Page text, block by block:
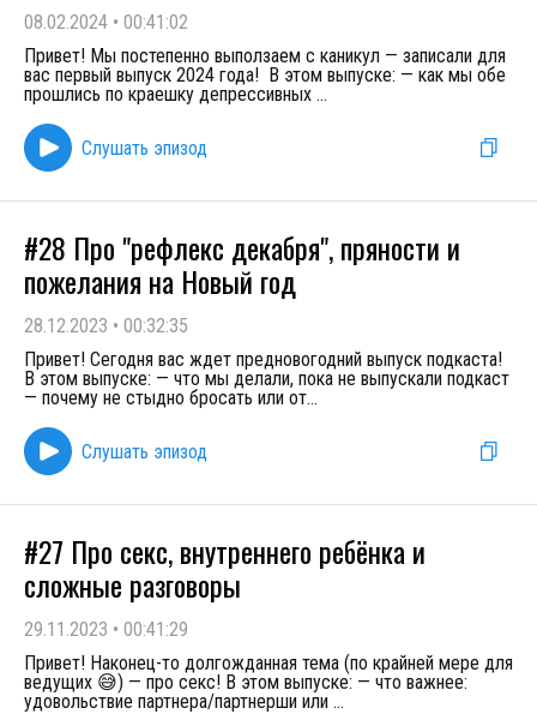
08.02.2024 • 00:41:02
Привет! Мы постепенно выползаем с каникул — записали для
вас первый выпуск 2024 года! В этом выпуске: — как мы обе
прошлись по краешку депрессивных ...
Слушать эпизод
#28 Про "рефлекс декабря", пряности и
пожелания на Новый год
28.12.2023 • 00:32:35
Привет! Сегодня вас ждет предновогодний выпуск подкаста!
В этом выпуске: — что мы делали, пока не выпускали подкаст
— почему не стыдно бросать или от...
Слушать эпизод
#27 Про секс, внутреннего ребёнка и
сложные разговоры
29.11.2023 • 00:41:29
Привет! Наконец-то долгожданная тема (по крайней мере для
ведущих 😅) — про секс! В этом выпуске: — что важнее:
удовольствие партнера/партнерши или ...